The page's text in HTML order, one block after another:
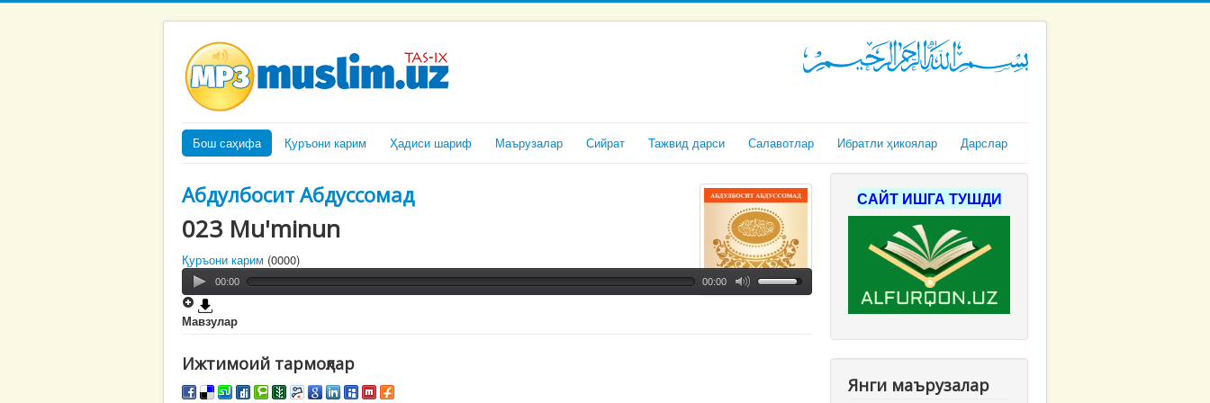
Бош саҳифа Қуръони карим Ҳадиси шариф Маърузалар Сийрат Тажвид дарси Салавотлар Ибратли ҳикоялар Дарслар
Абдулбосит Абдуссомад
023 Mu'minun
Қуръони карим (0000)
00:00 00:00
Мавзулар
Ижтимоий тармоқлар
САЙТ ИШГА ТУШДИ
Янги маърузалар